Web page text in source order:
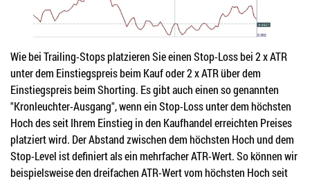
Wie bei Trailing-Stops platzieren Sie einen Stop-Loss bei 2 x ATR
unter dem Einstiegspreis beim Kauf oder 2 x ATR über dem
Einstiegspreis beim Shorting. Es gibt auch einen so genannten
"Kronleuchter-Ausgang", wenn ein Stop-Loss unter dem höchsten
Hoch des seit Ihrem Einstieg in den Kaufhandel erreichten Preises
platziert wird. Der Abstand zwischen dem höchsten Hoch und dem
Stop-Level ist definiert als ein mehrfacher ATR-Wert. So können wir
beispielsweise den dreifachen ATR-Wert vom höchsten Hoch seit